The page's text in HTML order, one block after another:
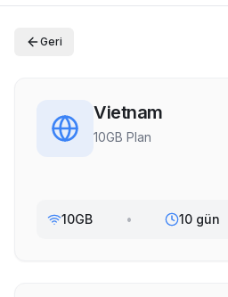
Geri
Vietnam
10GB Plan
10GB • 10 gün